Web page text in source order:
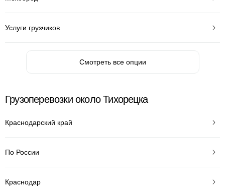
Услуги грузчиков
Смотреть все опции
Грузоперевозки около Тихорецка
Краснодарский край
По России
Краснодар